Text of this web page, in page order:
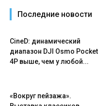
Последние новости
CineD: динамический
диапазон DJI Osmo Pocket
4P выше, чем у любой...
«Вокруг пейзажа».